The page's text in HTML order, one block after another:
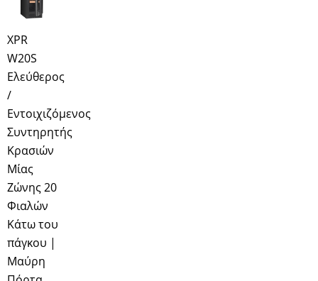
XPR
W20S
Ελεύθερος
/
Εντοιχιζόμενος
Συντηρητής
Κρασιών
Μίας
Ζώνης 20
Φιαλών
Κάτω του
πάγκου |
Μαύρη